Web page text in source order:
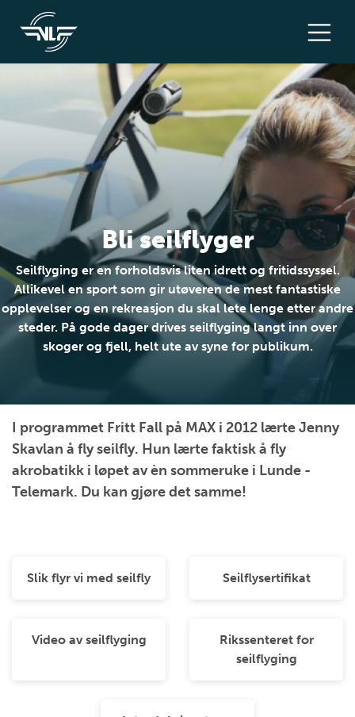
Bli seilflyger
Seilflyging er en forholdsvis liten idrett og fritidssyssel.
Allikevel en sport som gir utøveren de mest fantastiske
opplevelser og en rekreasjon du skal lete lenge etter andre
steder. På gode dager drives seilflyging langt inn over
skoger og fjell, helt ute av syne for publikum.
I programmet Fritt Fall på MAX i 2012 lærte Jenny
Skavlan å fly seilfly. Hun lærte faktisk å fly
akrobatikk i løpet av èn sommeruke i Lunde -
Telemark. Du kan gjøre det samme!
Slik flyr vi med seilfly Seilflysertifikat
Video av seilflyging
Rikssenteret for
seilflyging